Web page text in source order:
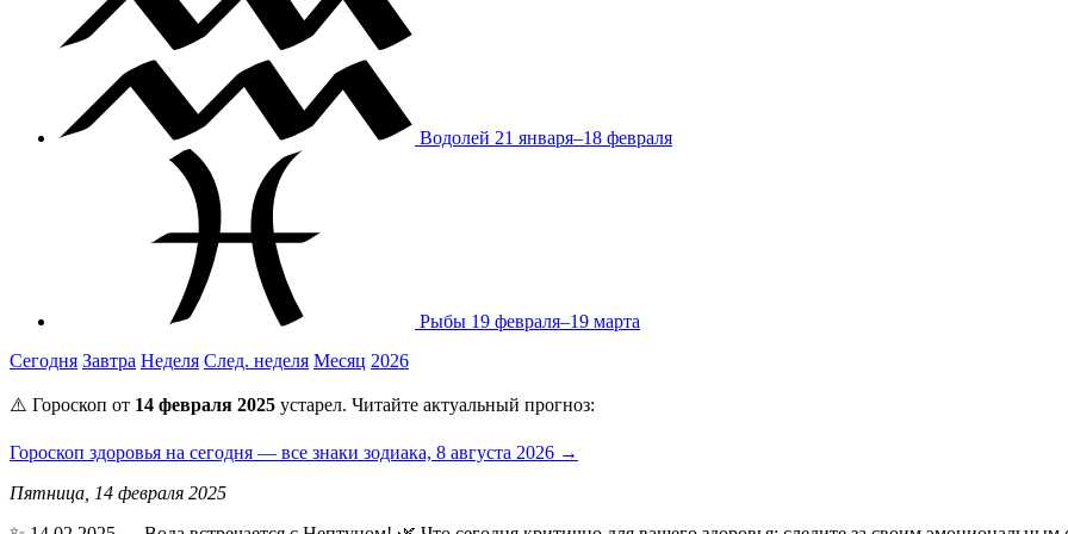
Водолей 21 января–18 февраля
Рыбы 19 февраля–19 марта
Сегодня Завтра Неделя След. неделя Месяц 2026
⚠️ Гороскоп от 14 февраля 2025 устарел. Читайте актуальный прогноз:
Гороскоп здоровья на сегодня — все знаки зодиака, 8 августа 2026 →
Пятница, 14 февраля 2025